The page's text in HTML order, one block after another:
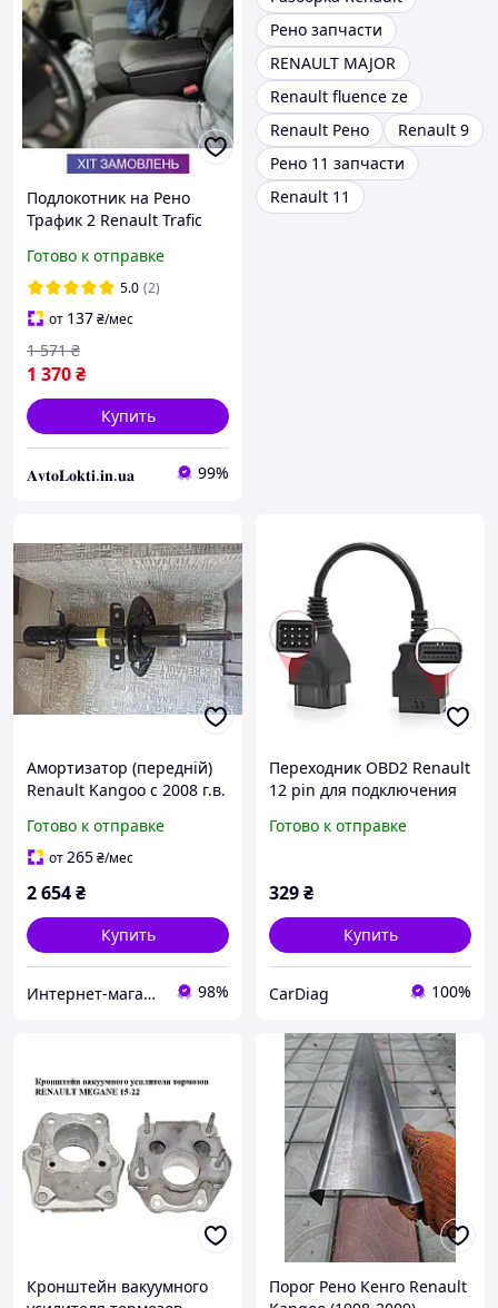
Подлокотник на Рено
Трафик 2 Renault Trafic
Готово к отправке
5.0 (2)
от 137₴/мес
1 370₴
1 571 ₴
Купить
𝐀𝐯𝐭𝐨𝐋𝐨𝐤𝐭𝐢.𝐢𝐧.𝐮𝐚 99%
Рено запчасти
RENAULT MAJOR
Renault fluence ze
Renault Рено
Renault 9
Рено 11 запчасти
Renault 11
Амортизатор (передній)
Renault Kangoo с 2008 г.в.
Готово к отправке
от265₴/мес
2 654₴
Купить
Интернет-магазин "Автозапчастини" 98%
Переходник OBD2 Renault
12 pin для подключения
(12pin - 16pin)
Готово к отправке
329₴
Купить
CarDiag 100%
Кронштейн вакуумного
Порог Рено Кенго Renault